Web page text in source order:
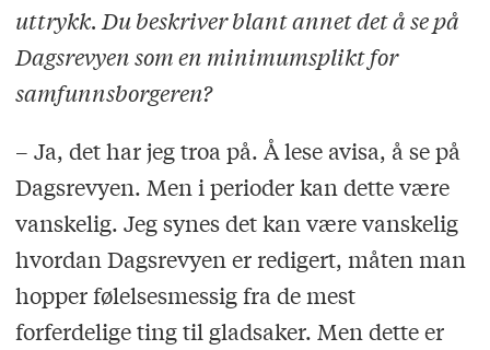
uttrykk. Du beskriver blant annet det å se på
Dagsrevyen som en minimumsplikt for
samfunnsborgeren?
– Ja, det har jeg troa på. Å lese avisa, å se på
Dagsrevyen. Men i perioder kan dette være
vanskelig. Jeg synes det kan være vanskelig
hvordan Dagsrevyen er redigert, måten man
hopper følelsesmessig fra de mest
forferdelige ting til gladsaker. Men dette er